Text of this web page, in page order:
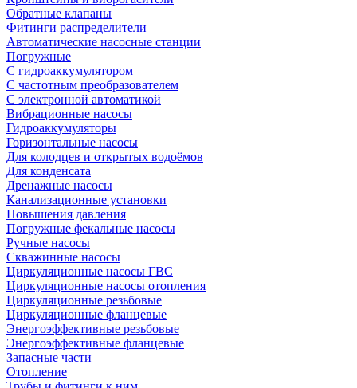
Обратные клапаны
Фитинги распределители
Автоматические насосные станции
Погружные
С гидроаккумулятором
С частотным преобразователем
С электронной автоматикой
Вибрационные насосы
Гидроаккумуляторы
Горизонтальные насосы
Для колодцев и открытых водоёмов
Для конденсата
Дренажные насосы
Канализационные установки
Повышения давления
Погружные фекальные насосы
Ручные насосы
Скважинные насосы
Циркуляционные насосы ГВС
Циркуляционные насосы отопления
Циркуляционные резьбовые
Циркуляционные фланцевые
Энергоэффективные резьбовые
Энергоэффективные фланцевые
Запасные части
Отопление